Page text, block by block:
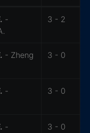
-
3 - 2
- Zheng
3 - 0
-
3 - 0
-
3 - 0